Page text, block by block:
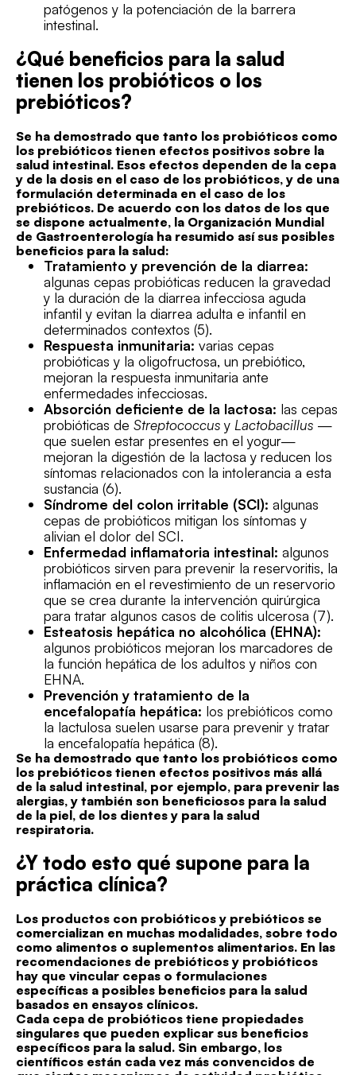
patógenos y la potenciación de la barrera
intestinal.
¿Qué beneficios para la salud
tienen los probióticos o los
prebióticos?
Se ha demostrado que tanto los probióticos como
los prebióticos tienen efectos positivos sobre la
salud intestinal. Esos efectos dependen de la cepa
y de la dosis en el caso de los probióticos, y de una
formulación determinada en el caso de los
prebióticos. De acuerdo con los datos de los que
se dispone actualmente, la Organización Mundial
de Gastroenterología ha resumido así sus posibles
beneficios para la salud:
Tratamiento y prevención de la diarrea:
algunas cepas probióticas reducen la gravedad
y la duración de la diarrea infecciosa aguda
infantil y evitan la diarrea adulta e infantil en
determinados contextos (5).
Respuesta inmunitaria: varias cepas
probióticas y la oligofructosa, un prebiótico,
mejoran la respuesta inmunitaria ante
enfermedades infecciosas.
Absorción deficiente de la lactosa: las cepas
probióticas deStreptococcus y Lactobacillus —
que suelen estar presentes en el yogur—
mejoran la digestión de la lactosa y reducen los
síntomas relacionados con la intolerancia a esta
sustancia (6).
Síndrome del colon irritable (SCI): algunas
cepas de probióticos mitigan los síntomas y
alivian el dolor del SCI.
Enfermedad inflamatoria intestinal: algunos
probióticos sirven para prevenir la reservoritis, la
inflamación en el revestimiento de un reservorio
que se crea durante la intervención quirúrgica
para tratar algunos casos de colitis ulcerosa (7).
Esteatosis hepática no alcohólica (EHNA):
algunos probióticos mejoran los marcadores de
la función hepática de los adultos y niños con
EHNA.
Prevención y tratamiento de la
encefalopatía hepática: los prebióticos como
la lactulosa suelen usarse para prevenir y tratar
la encefalopatía hepática (8).
Se ha demostrado que tanto los probióticos como
los prebióticos tienen efectos positivos más allá
de la salud intestinal, por ejemplo, para prevenir las
alergias, y también son beneficiosos para la salud
de la piel, de los dientes y para la salud
respiratoria.
¿Y todo esto qué supone para la
práctica clínica?
Los productos con probióticos y prebióticos se
comercializan en muchas modalidades, sobre todo
como alimentos o suplementos alimentarios. En las
recomendaciones de prebióticos y probióticos
hay que vincular cepas o formulaciones
específicas a posibles beneficios para la salud
basados en ensayos clínicos.
Cada cepa de probióticos tiene propiedades
singulares que pueden explicar sus beneficios
específicos para la salud. Sin embargo, los
científicos están cada vez más convencidos de